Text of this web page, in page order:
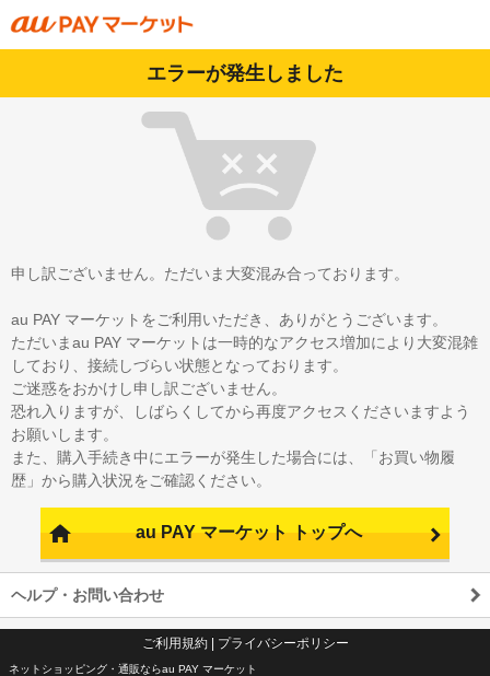
エラーが発生しました
申し訳ございません。ただいま大変混み合っております。
au PAY マーケットをご利用いただき、ありがとうございます。
ただいまau PAY マーケットは一時的なアクセス増加により大変混雑
しており、接続しづらい状態となっております。
ご迷惑をおかけし申し訳ございません。
恐れ入りますが、しばらくしてから再度アクセスくださいますよう
お願いします。
また、購入手続き中にエラーが発生した場合には、「お買い物履
歴」から購入状況をご確認ください。
au PAY マーケット トップへ
ヘルプ・お問い合わせ
ご利用規約| プライバシーポリシー
ネットショッピング・通販ならau PAY マーケット